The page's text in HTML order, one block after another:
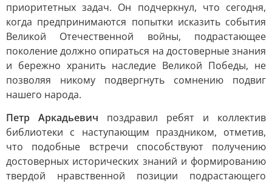
приоритетных задач. Он подчеркнул, что сегодня,
когда предпринимаются попытки исказить события
Великой Отечественной войны, подрастающее
поколение должно опираться на достоверные знания
и бережно хранить наследие Великой Победы, не
позволяя никому подвергнуть сомнению подвиг
нашего народа.
Петр Аркадьевич поздравил ребят и коллектив
библиотеки с наступающим праздником, отметив,
что подобные встречи способствуют получению
достоверных исторических знаний и формированию
твердой нравственной позиции подрастающего